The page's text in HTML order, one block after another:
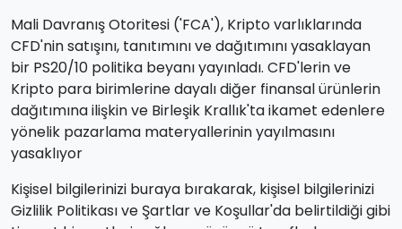
Mali Davranış Otoritesi ('FCA'), Kripto varlıklarında
CFD'nin satışını, tanıtımını ve dağıtımını yasaklayan
bir PS20/10 politika beyanı yayınladı. CFD'lerin ve
Kripto para birimlerine dayalı diğer finansal ürünlerin
dağıtımına ilişkin ve Birleşik Krallık'ta ikamet edenlere
yönelik pazarlama materyallerinin yayılmasını
yasaklıyor
Kişisel bilgilerinizi buraya bırakarak, kişisel bilgilerinizi
Gizlilik Politikası ve Şartlar ve Koşullar'da belirtildiği gibi